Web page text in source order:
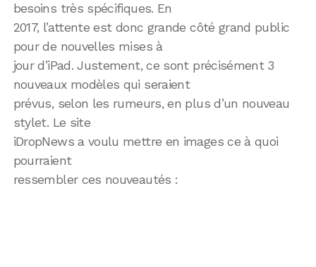
besoins très spécifiques. En
2017, l’attente est donc grande côté grand public
pour de nouvelles mises à
jour d’iPad. Justement, ce sont précisément 3
nouveaux modèles qui seraient
prévus, selon les rumeurs, en plus d’un nouveau
stylet. Le site
iDropNews a voulu mettre en images ce à quoi
pourraient
ressembler ces nouveautés :